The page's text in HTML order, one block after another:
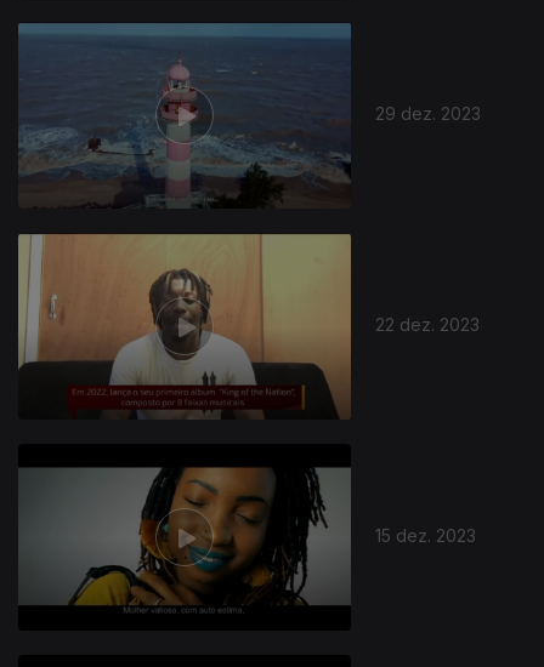
29 dez. 2023
22 dez. 2023
15 dez. 2023